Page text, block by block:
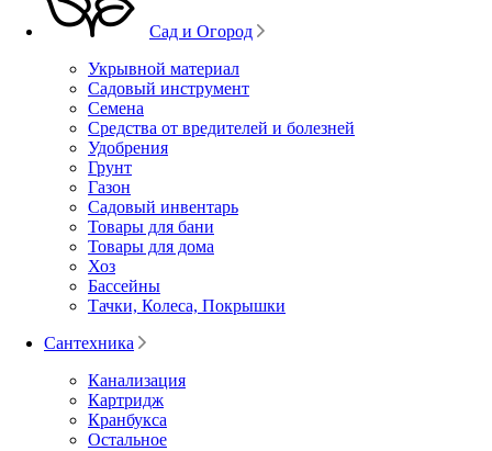
Сад и Огород
Укрывной материал
Садовый инструмент
Семена
Средства от вредителей и болезней
Удобрения
Грунт
Газон
Садовый инвентарь
Товары для бани
Товары для дома
Хоз
Бассейны
Тачки, Колеса, Покрышки
Сантехника
Канализация
Картридж
Кранбукса
Остальное